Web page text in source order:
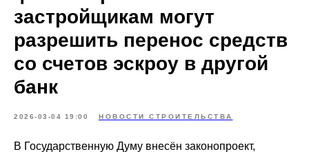
застройщикам могут
разрешить перенос средств
со счетов эскроу в другой
банк
2026-03-04 19:00 НОВОСТИ СТРОИТЕЛЬСТВА
В Государственную Думу внесён законопроект,